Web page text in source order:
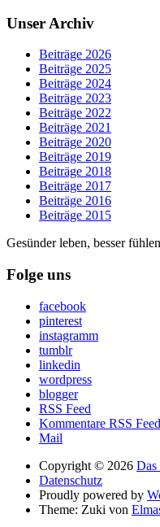
Unser Archiv
Beiträge 2026
Beiträge 2025
Beiträge 2024
Beiträge 2023
Beiträge 2022
Beiträge 2021
Beiträge 2020
Beiträge 2019
Beiträge 2018
Beiträge 2017
Beiträge 2016
Beiträge 2015
Gesünder leben, besser
Folge uns
facebook
pinterest
instagramm
tumblr
linkedin
wordpress
blogger
RSS Feed
Kommentare RSS Feed
Mail
Copyright © 2026 Das
Datenschutz
Proudly powered by
Theme: Zuki von